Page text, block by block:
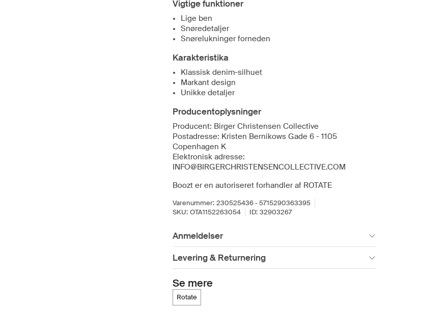
Vigtige funktioner
Lige ben
Snøredetaljer
Snørelukninger forneden
Karakteristika
Klassisk denim-silhuet
Markant design
Unikke detaljer
Producentoplysninger
Producent: Birger Christensen Collective
Postadresse: Kristen Bernikows Gade 6 - 1105
Copenhagen K
Elektronisk adresse:
INFO@BIRGERCHRISTENSENCOLLECTIVE.COM
Boozt er en autoriseret forhandler af ROTATE
Varenummer: 230525436 - 5715290363395
SKU: OTA1152263054 ID: 32903267
Anmeldelser
Levering & Returnering
Se mere
rotate